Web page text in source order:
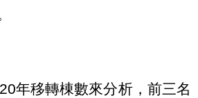
年移轉棟數來分析，前三名